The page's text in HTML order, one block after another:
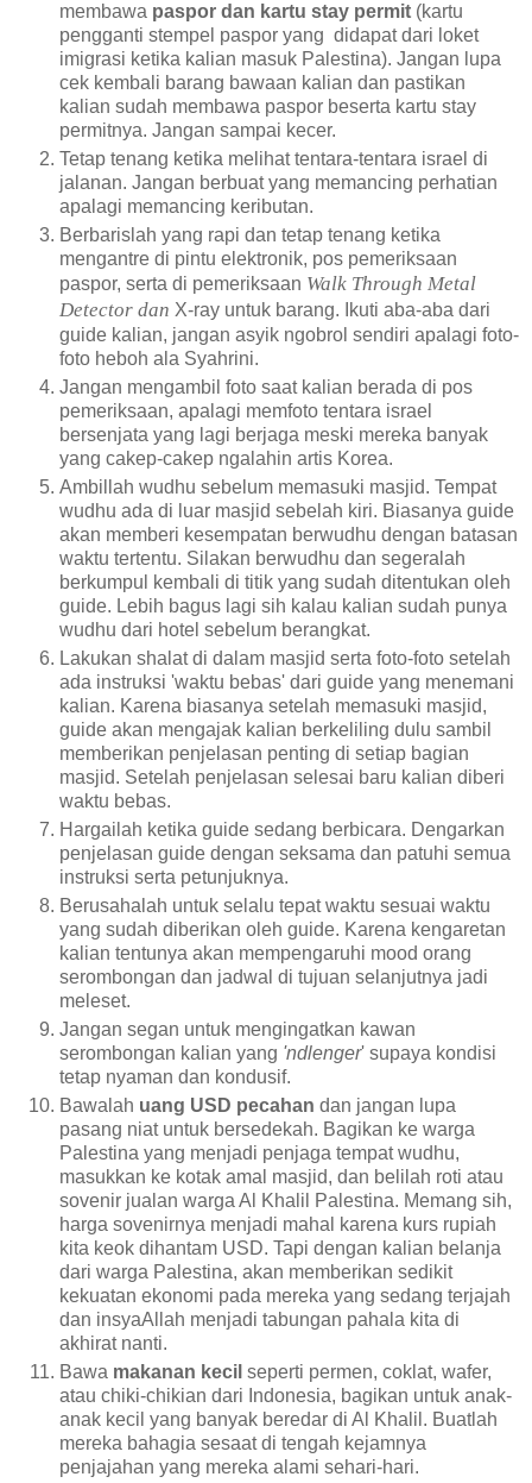
membawa paspor dan kartu stay permit (kartu
pengganti stempel paspor yang didapat dari loket
imigrasi ketika kalian masuk Palestina). Jangan lupa
cek kembali barang bawaan kalian dan pastikan
kalian sudah membawa paspor beserta kartu stay
permitnya. Jangan sampai kecer.
Tetap tenang ketika melihat tentara-tentara israel di
jalanan. Jangan berbuat yang memancing perhatian
apalagi memancing keributan.
Berbarislah yang rapi dan tetap tenang ketika
mengantre di pintu elektronik, pos pemeriksaan
paspor, serta di pemeriksaan Walk Through Metal
Detector dan X-ray untuk barang. Ikuti aba-aba dari
guide kalian, jangan asyik ngobrol sendiri apalagi foto-
foto heboh ala Syahrini.
Jangan mengambil foto saat kalian berada di pos
pemeriksaan, apalagi memfoto tentara israel
bersenjata yang lagi berjaga meski mereka banyak
yang cakep-cakep ngalahin artis Korea.
Ambillah wudhu sebelum memasuki masjid. Tempat
wudhu ada di luar masjid sebelah kiri. Biasanya guide
akan memberi kesempatan berwudhu dengan batasan
waktu tertentu. Silakan berwudhu dan segeralah
berkumpul kembali di titik yang sudah ditentukan oleh
guide. Lebih bagus lagi sih kalau kalian sudah punya
wudhu dari hotel sebelum berangkat.
Lakukan shalat di dalam masjid serta foto-foto setelah
ada instruksi 'waktu bebas' dari guide yang menemani
kalian. Karena biasanya setelah memasuki masjid,
guide akan mengajak kalian berkeliling dulu sambil
memberikan penjelasan penting di setiap bagian
masjid. Setelah penjelasan selesai baru kalian diberi
waktu bebas.
Hargailah ketika guide sedang berbicara. Dengarkan
penjelasan guide dengan seksama dan patuhi semua
instruksi serta petunjuknya.
Berusahalah untuk selalu tepat waktu sesuai waktu
yang sudah diberikan oleh guide. Karena kengaretan
kalian tentunya akan mempengaruhi mood orang
serombongan dan jadwal di tujuan selanjutnya jadi
meleset.
Jangan segan untuk mengingatkan kawan
serombongan kalian yang 'ndlenger' supaya kondisi
tetap nyaman dan kondusif.
Bawalah uang USD pecahan dan jangan lupa
pasang niat untuk bersedekah. Bagikan ke warga
Palestina yang menjadi penjaga tempat wudhu,
masukkan ke kotak amal masjid, dan belilah roti atau
sovenir jualan warga Al Khalil Palestina. Memang sih,
harga sovenirnya menjadi mahal karena kurs rupiah
kita keok dihantam USD. Tapi dengan kalian belanja
dari warga Palestina, akan memberikan sedikit
kekuatan ekonomi pada mereka yang sedang terjajah
dan insyaAllah menjadi tabungan pahala kita di
akhirat nanti.
Bawa makanan kecil seperti permen, coklat, wafer,
atau chiki-chikian dari Indonesia, bagikan untuk anak-
anak kecil yang banyak beredar di Al Khalil. Buatlah
mereka bahagia sesaat di tengah kejamnya
penjajahan yang mereka alami sehari-hari.